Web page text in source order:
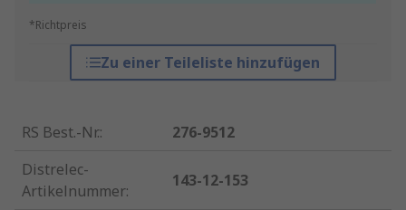
*Richtpreis
Zu einer Teileliste hinzufügen
RS Best.-Nr.:
276-9512
Distrelec-
Artikelnummer:
143-12-153